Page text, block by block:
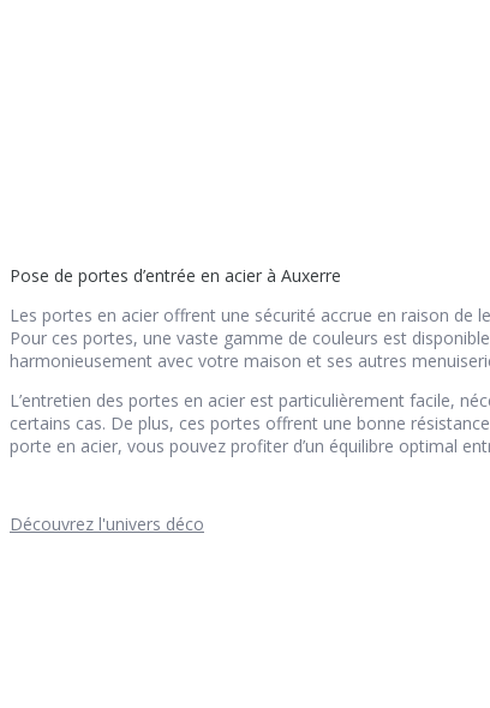
Pose de portes d’entrée en acier à Auxerre
Les portes en acier offrent une sécurité accrue en raison de
Pour ces portes, une vaste gamme de couleurs est
harmonieusement avec votre maison et ses autres
L’entretien des portes en acier est particulièrement facile,
certains cas. De plus, ces portes offrent une bonne
porte en acier, vous pouvez profiter d’un équilibre optimal
Découvrez l'univers déco